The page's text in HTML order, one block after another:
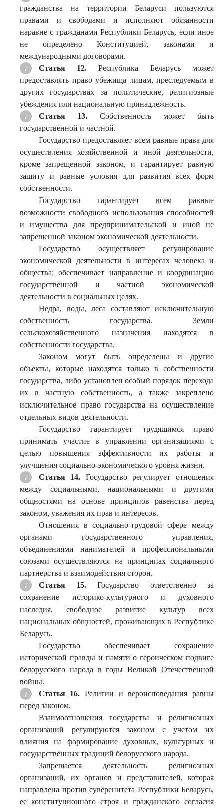
гражданства на территории Беларуси пользуются
правами и свободами и исполняют обязанности
наравне с гражданами Республики Беларусь, если иное
не определено Конституцией, законами и
международными договорами.
Статья 12.Республика Беларусь может
предоставлять право убежища лицам, преследуемым в
других государствах за политические, религиозные
убеждения или национальную принадлежность.
Статья 13. Собственность может быть
государственной и частной.
Государство предоставляет всем равные права для
осуществления хозяйственной и иной деятельности,
кроме запрещенной законом, и гарантирует равную
защиту и равные условия для развития всех форм
собственности.
Государство гарантирует всем равные
возможности свободного использования способностей
и имущества для предпринимательской и иной не
запрещенной законом экономической деятельности.
Государство осуществляет регулирование
экономической деятельности в интересах человека и
общества; обеспечивает направление и координацию
государственной и частной экономической
деятельности в социальных целях.
Недра, воды, леса составляют исключительную
собственность государства. Земли
сельскохозяйственного назначения находятся в
собственности государства.
Законом могут быть определены и другие
объекты, которые находятся только в собственности
государства, либо установлен особый порядок перехода
их в частную собственность, а также закреплено
исключительное право государства на осуществление
отдельных видов деятельности.
Государство гарантирует трудящимся право
принимать участие в управлении организациями с
целью повышения эффективности их работы и
улучшения социально-экономического уровня жизни.
Статья 14. Государство регулирует отношения
между социальными, национальными и другими
общностями на основе принципов равенства перед
законом, уважения их прав и интересов.
Отношения в социально-трудовой сфере между
органами государственного управления,
объединениями нанимателей и профессиональными
союзами осуществляются на принципах социального
партнерства и взаимодействия сторон.
Статья 15.Государство ответственно за
сохранение историко-культурного и духовного
наследия, свободное развитие культур всех
национальных общностей, проживающих в Республике
Беларусь.
Государство обеспечивает сохранение
исторической правды и памяти о героическом подвиге
белорусского народа в годы Великой Отечественной
войны.
Статья 16.Религии и вероисповедания равны
перед законом.
Взаимоотношения государства и религиозных
организаций регулируются законом с учетом их
влияния на формирование духовных, культурных и
государственных традиций белорусского народа.
Запрещается деятельность религиозных
организаций, их органов и представителей, которая
направлена против суверенитета Республики Беларусь,
ее конституционного строя и гражданского согласия